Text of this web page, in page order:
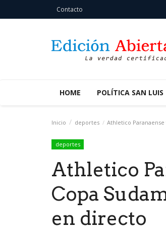
Contacto
HOME POLÍTICA SAN LUIS
Inicio deportes Athletico
deportes
Athletico
Copa
en directo